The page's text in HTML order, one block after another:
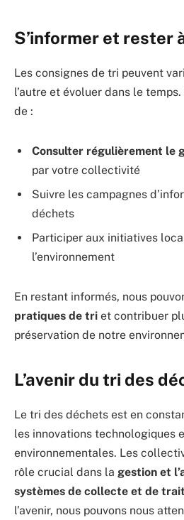
S’informer et rester
Les consignes de tri peuvent
l’autre et évoluer dans le
de :
Consulter régulièrement le
par votre collectivité
Suivre les campagnes
déchets
Participer aux initiatives
l’environnement
En restant informés, nous
pratiques de tri et contribuer
préservation de notre
L’avenir du tri des
Le tri des déchets est en
les innovations technologiques
environnementales. Les
rôle crucial dans la gestion et
systèmes de collecte et de
l’avenir, nous pouvons nous